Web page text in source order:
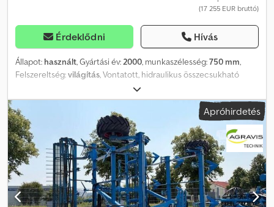
(17 255 EUR bruttó)
Érdeklődni Hívás
Állapot: használt, Gyártási év:2000, munkaszélesség:750 mm,
Felszereltség:világítás, Vontatott, hidraulikus összecsukható
szerkezet, kövvédelem, támasztóláb/kerék, futómű, hidraulikusan
összecsukható, első kövvédelem, világítás, Accord vetőegységgel
felszerelve köztes vetőmagok kiültetésére, támasztókerékek,
gereblye, tárolási hely: ügyfél. Dcjdpfxszqiaro Aa Dsk
Apróhirdetés